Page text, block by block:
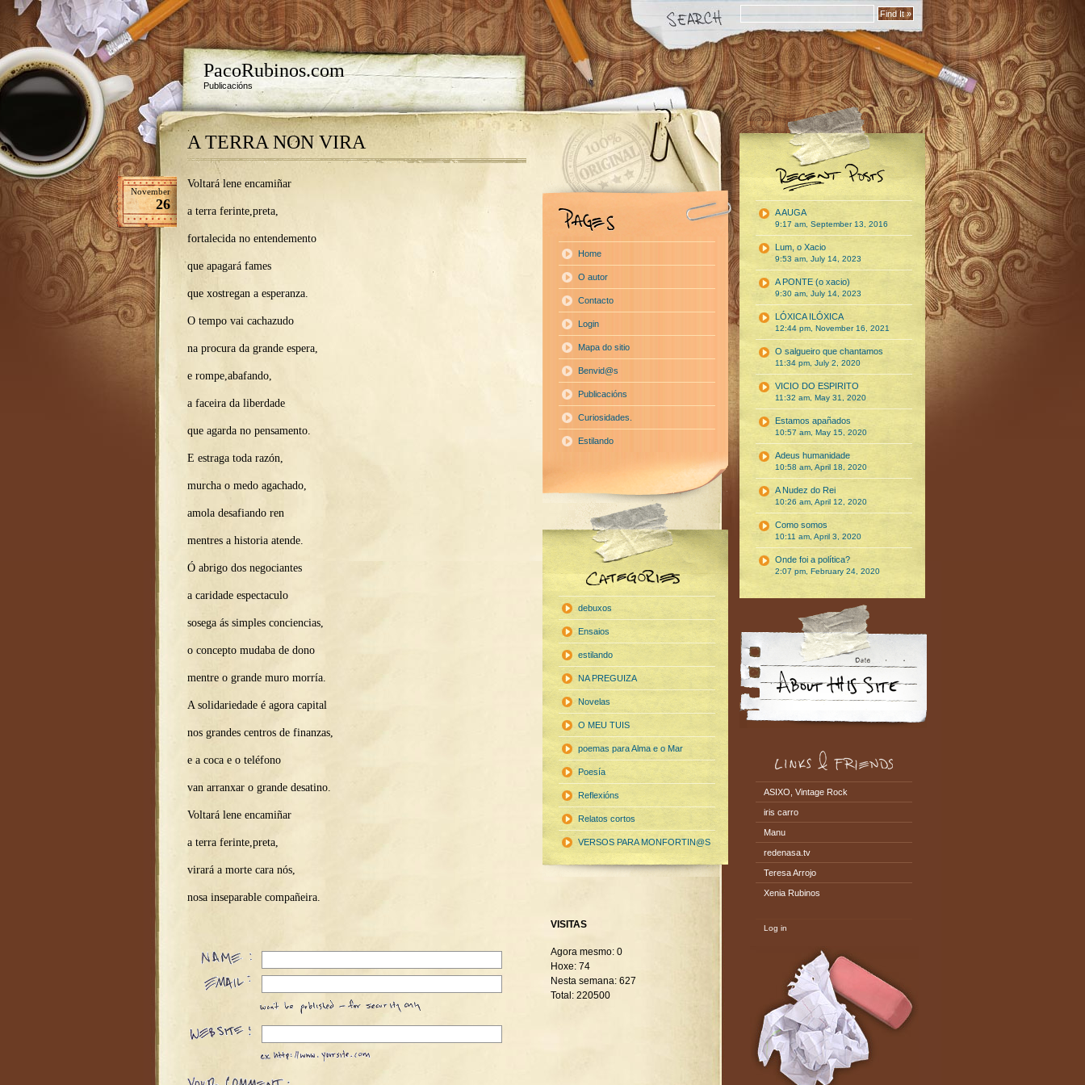
PacoRubinos.com
Publicacións
A TERRA NON VIRA
November
26
Voltará lene encamiñar
a terra ferinte,preta,
fortalecida no entendemento
que apagará fames
que xostregan a esperanza.
O tempo vai cachazudo
na procura da grande espera,
e rompe,abafando,
a faceira da liberdade
que agarda no pensamento.
E estraga toda razón,
murcha o medo agachado,
amola desafiando ren
mentres a historia atende.
Ó abrigo dos negociantes
a caridade espectaculo
sosega ás simples conciencias,
o concepto mudaba de dono
mentre o grande muro morría.
A solidariedade é agora capital
nos grandes centros de finanzas,
e a coca e o teléfono
van arranxar o grande desatino.
Voltará lene encamiñar
a terra ferinte,preta,
virará a morte cara nós,
nosa inseparable compañeira.
Home
O autor
Contacto
Login
Mapa do sitio
Benvid@s
Publicacións
Curiosidades.
Estilando
debuxos
Ensaios
estilando
NA PREGUIZA
Novelas
O MEU TUIS
poemas para Alma e o Mar
Poesía
Reflexións
Relatos cortos
VERSOS PARA MONFORTIN@S
VISITAS
Agora mesmo: 0
Hoxe: 74
Nesta semana: 627
Total: 220500
A AUGA
9:17 am, September 13, 2016
Lum, o Xacio
9:53 am, July 14, 2023
A PONTE (o xacio)
9:30 am, July 14, 2023
LÓXICA ILÓXICA
12:44 pm, November 16, 2021
O salgueiro que chantamos
11:34 pm, July 2, 2020
VICIO DO ESPIRITO
11:32 am, May 31, 2020
Estamos apañados
10:57 am, May 15, 2020
Adeus humanidade
10:58 am, April 18, 2020
A Nudez do Rei
10:26 am, April 12, 2020
Como somos
10:11 am, April 3, 2020
Onde foi a política?
2:07 pm, February 24, 2020
ASIXO, Vintage Rock
iris carro
Manu
redenasa.tv
Teresa Arrojo
Xenia Rubinos
Log in